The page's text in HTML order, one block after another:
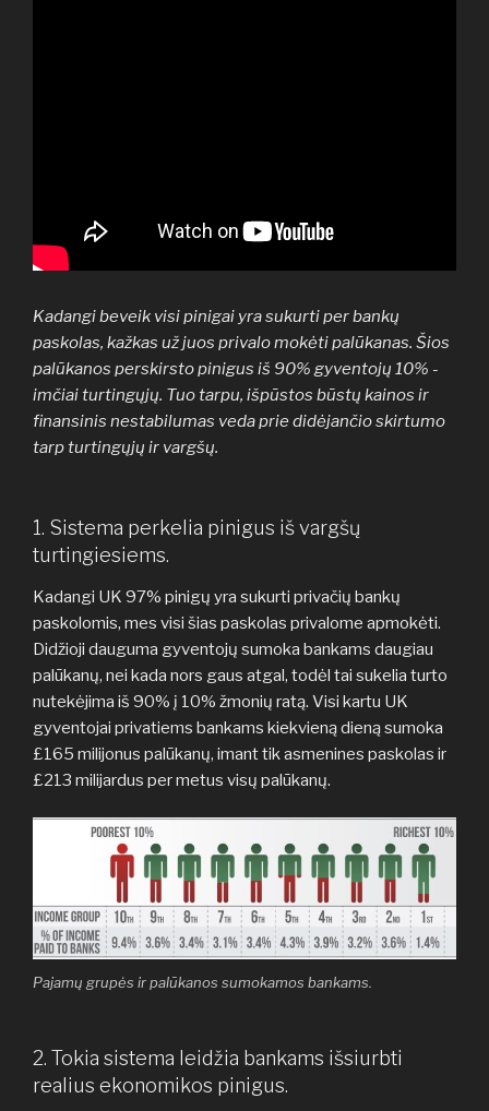
Kadangi beveik visi pinigai yra sukurti per bankų
paskolas, kažkas už juos privalo mokėti palūkanas. Šios
palūkanos perskirsto pinigus iš 90% gyventojų 10% -
imčiai turtingųjų. Tuo tarpu, išpūstos būstų kainos ir
finansinis nestabilumas veda prie didėjančio skirtumo
tarp turtingųjų ir vargšų.
1. Sistema perkelia pinigus iš vargšų
turtingiesiems.
Kadangi UK 97% pinigų yra sukurti privačių bankų
paskolomis, mes visi šias paskolas privalome apmokėti.
Didžioji dauguma gyventojų sumoka bankams daugiau
palūkanų, nei kada nors gaus atgal, todėl tai sukelia turto
nutekėjima iš 90% į 10% žmonių ratą. Visi kartu UK
gyventojai privatiems bankams kiekvieną dieną sumoka
£165 milijonus palūkanų, imant tik asmenines paskolas ir
£213 milijardus per metus visų palūkanų.
Pajamų grupės ir palūkanos sumokamos bankams.
2. Tokia sistema leidžia bankams išsiurbti
realius ekonomikos pinigus.